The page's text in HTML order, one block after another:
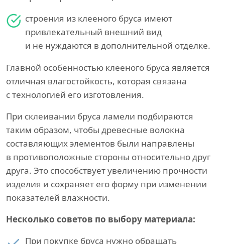
строения из клееного бруса имеют
привлекательный внешний вид
и не нуждаются в дополнительной отделке.
Главной особенностью клееного бруса является
отличная влагостойкость, которая связана
с технологией его изготовления.
При склеивании бруса ламели подбираются
таким образом, чтобы древесные волокна
составляющих элементов были направлены
в противоположные стороны относительно друг
друга. Это способствует увеличению прочности
изделия и сохраняет его форму при изменении
показателей влажности.
Несколько советов по выбору материала:
При покупке бруса нужно обращать